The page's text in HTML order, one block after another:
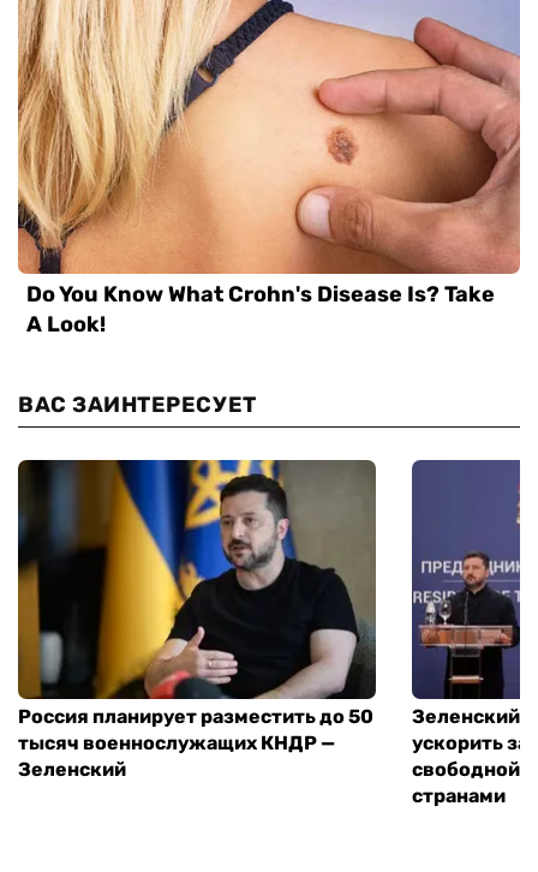
ВАС ЗАИНТЕРЕСУЕТ
Россия планирует разместить до 50
тысяч военнослужащих КНДР —
Зеленский
Зеленский
ускорить
свободной
странами